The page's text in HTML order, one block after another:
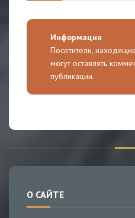
Информация
Посетители,
могут оставлять
публикации.
О САЙТЕ